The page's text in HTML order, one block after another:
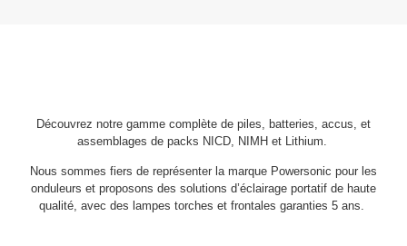
Découvrez notre gamme complète de piles, batteries, accus, et
assemblages de packs NICD, NIMH et Lithium.
Nous sommes fiers de représenter la marque Powersonic pour les
onduleurs et proposons des solutions d’éclairage portatif de haute
qualité, avec des lampes torches et frontales garanties 5 ans.